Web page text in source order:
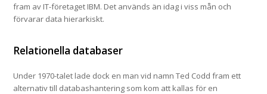
fram av IT-företaget IBM. Det används än idag i viss mån och
förvarar data hierarkiskt.
Relationella databaser
Under 1970-talet lade dock en man vid namn Ted Codd fram ett
alternativ till databashantering som kom att kallas för en